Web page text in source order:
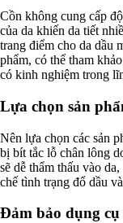
Cồn không cung cấp
của da khiến da tiết
trang điểm cho da dầu
phẩm, có thể tham
có kinh nghiệm trong
Lựa chọn sản
Nên lựa chọn các sản
bị bít tắc lỗ chân lông
sẽ dễ thẩm thấu vào
chế tình trạng đổ dầu
Đảm bảo dụng cụ